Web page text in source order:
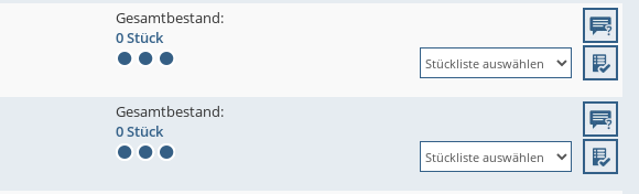
Gesamtbestand:
0 Stück
Gesamtbestand:
0 Stück